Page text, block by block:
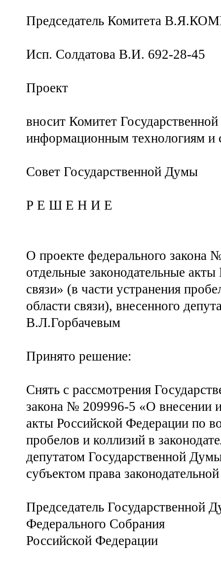
Председатель Комитета
Исп. Солдатова В.И. 692-28-45
Проект
вносит Комитет
информационным технологиям и
Совет Государственной Думы
Р Е Ш Е Н И Е
О проекте федерального закона
отдельные законодательные
связи» (в части устранения
области связи), внесенного
В.Л.Горбачевым
Принято решение:
Снять с рассмотрения
закона № 209996-5 «О внесении
акты Российской Федерации по
пробелов и коллизий в
депутатом Государственной
субъектом права
Председатель
Федерального Собрания
Российской Федерации